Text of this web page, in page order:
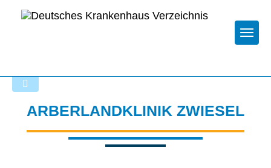
ARBERLANDKLINIK ZWIESEL